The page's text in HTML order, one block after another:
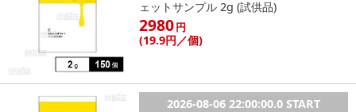
ェットサンプル 2g (試供品)
2980円
(19.9円 ／個)
2026-08-06 22:00:00.0 START